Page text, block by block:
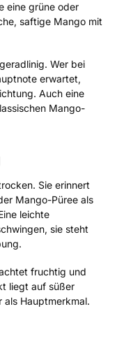
eine grüne oder
saftige Mango mit
Wer bei
erwartet,
Auch eine
Mango-
Sie erinnert
Mango-Püree als
leichte
sie steht
fruchtig und
liegt auf süßer
als Hauptmerkmal.